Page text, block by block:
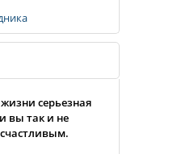
серьезная
вы так и не